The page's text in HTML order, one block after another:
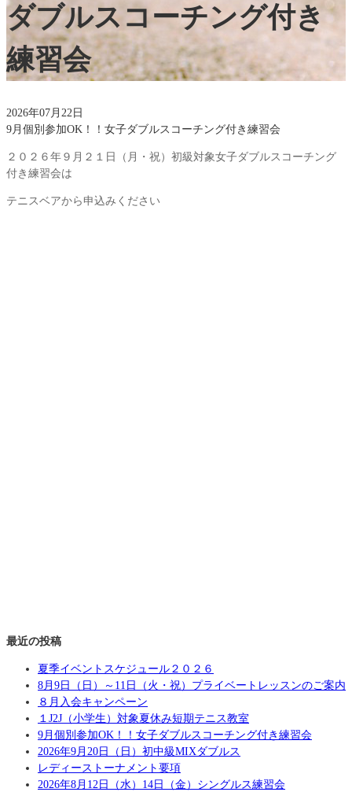
ダブルスコーチング付き
練習会
2026年07月22日
9月個別参加OK！！女子ダブルスコーチング付き練習会
２０２６年９月２１日（月・祝）初級対象女子ダブルスコーチング
付き練習会は
テニスベアから申込みください
最近の投稿
夏季イベントスケジュール２０２６
8月9日（日）～11日（火・祝）プライベートレッスンのご案内
８月入会キャンペーン
１J2J（小学生）対象夏休み短期テニス教室
9月個別参加OK！！女子ダブルスコーチング付き練習会
2026年9月20日（日）初中級MIXダブルス
レディーストーナメント要項
2026年8月12日（水）14日（金）シングルス練習会